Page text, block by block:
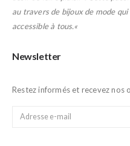
au travers de bijoux de mode
accessible à tous.«
Newsletter
Restez informés et recevez nos